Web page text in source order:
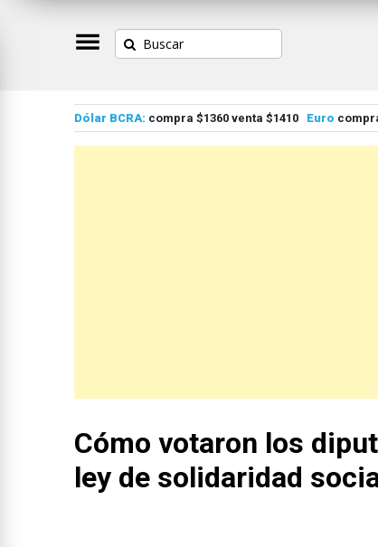
Dólar BCRA: compra $1360 venta $1410 Euro
Cómo votaron los
ley de solidaridad